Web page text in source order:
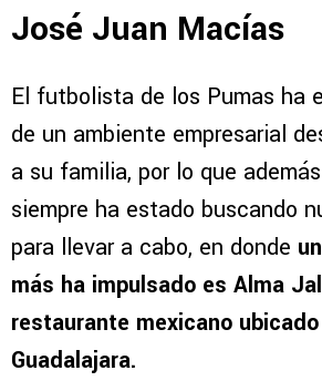
José Juan Macías
El futbolista de los Pumas ha
de un ambiente empresarial
a su familia, por lo que
siempre ha estado buscando
para llevar a cabo, en donde
más ha impulsado es Alma
restaurante mexicano
Guadalajara.